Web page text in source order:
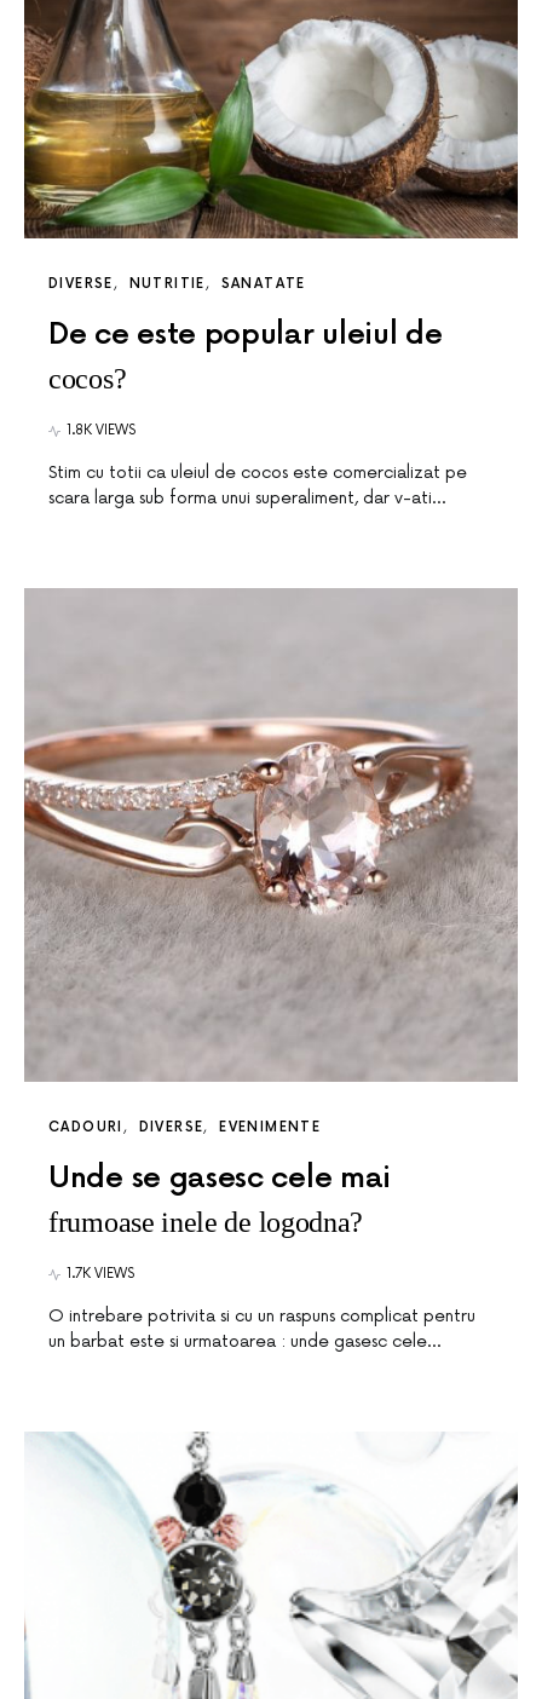
DIVERSE NUTRITIE SANATATE
De ce este popular uleiul de
cocos?
1.8K VIEWS
Stim cu totii ca uleiul de cocos este comercializat pe
scara larga sub forma unui superaliment, dar v-ati…
CADOURI DIVERSE EVENIMENTE
Unde se gasesc cele mai
frumoase inele de logodna?
1.7K VIEWS
O intrebare potrivita si cu un raspuns complicat pentru
un barbat este si urmatoarea : unde gasesc cele…